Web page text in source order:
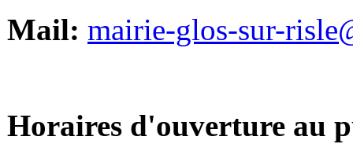
Mail: mairie-glos-sur-
Horaires d'ouverture au